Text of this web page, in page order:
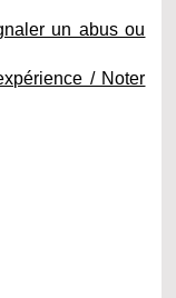
un abus ou
/ Noter